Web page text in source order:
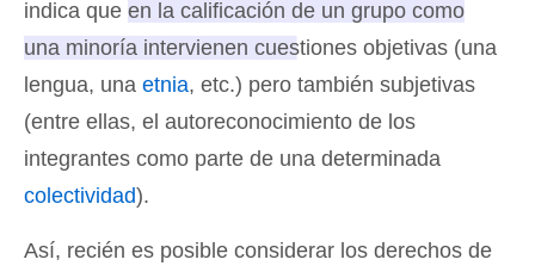
indica que en la calificación de un grupo como
una minoría intervienen cuestiones objetivas (una
lengua, una etnia, etc.) pero también subjetivas
(entre ellas, el autoreconocimiento de los
integrantes como parte de una determinada
colectividad).
Así, recién es posible considerar los derechos de